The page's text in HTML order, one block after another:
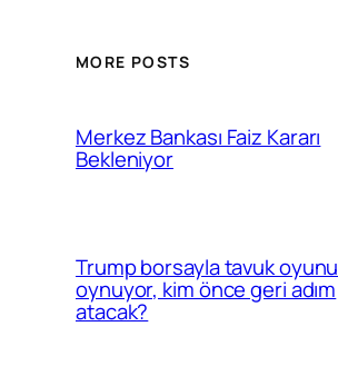
MORE POSTS
Merkez Bankası Faiz Kararı
Bekleniyor
Trump borsayla tavuk oyunu
oynuyor, kim önce geri adım
atacak?